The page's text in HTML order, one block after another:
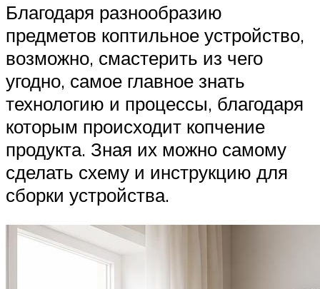
Благодаря разнообразию
предметов коптильное устройство,
возможно, смастерить из чего
угодно, самое главное знать
технологию и процессы, благодаря
которым происходит копчение
продукта. Зная их можно самому
сделать схему и инструкцию для
сборки устройства.